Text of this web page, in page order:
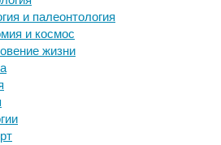
и палеонтология
и космос
жизни
знания